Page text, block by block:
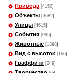
Природа [4150]
Объекты [3682]
Улицы [4615]
События [995]
Животные [1398]
Вид с высоток [166]
Граффити [249]